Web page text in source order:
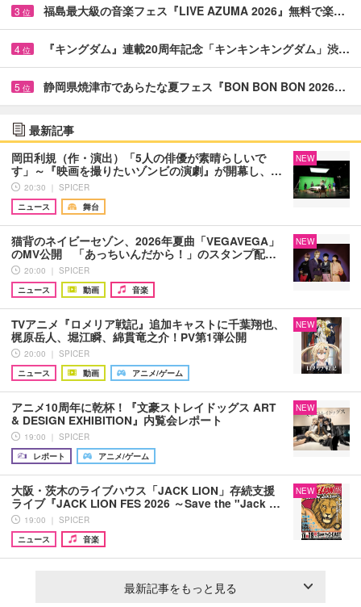
3 位 福島最大級の音楽フェス『LIVE AZUMA 2026』無料で楽…
4 位 『キングダム』連載20周年記念「キンキンキングダム」渋…
5 位 静岡県焼津市であらたな夏フェス『BON BON BON 2026…
最新記事
岡田利規（作・演出）「5人の俳優が素晴らしいで
す」～『映画を撮りたいゾンビの演劇』が開幕し、…
20:30 ｜ SPICER
ニュース
舞台
NEW
猫背のネイビーセゾン、2026年夏曲「VEGAVEGA」
のMV公開 「あっちいんだから！」のスタンプ配…
20:00 ｜ SPICER
ニュース
動画 音楽
NEW
TVアニメ『ロメリア戦記』追加キャストに千葉翔也、
梶原岳人、堀江瞬、綿貫竜之介！PV第1弾公開
20:00 ｜ SPICER
ニュース
動画 アニメ/ゲーム
NEW
アニメ10周年に乾杯！『文豪ストレイドッグス ART
& DESIGN EXHIBITION』内覧会レポート
19:00 ｜ SPICER
レポート
アニメ/ゲーム
NEW
大阪・茨木のライブハウス「JACK LION」存続支援
ライブ『JACK LION FES 2026 ～Save the "Jack …
19:00 ｜ SPICER
ニュース
音楽
NEW
最新記事をもっと見る